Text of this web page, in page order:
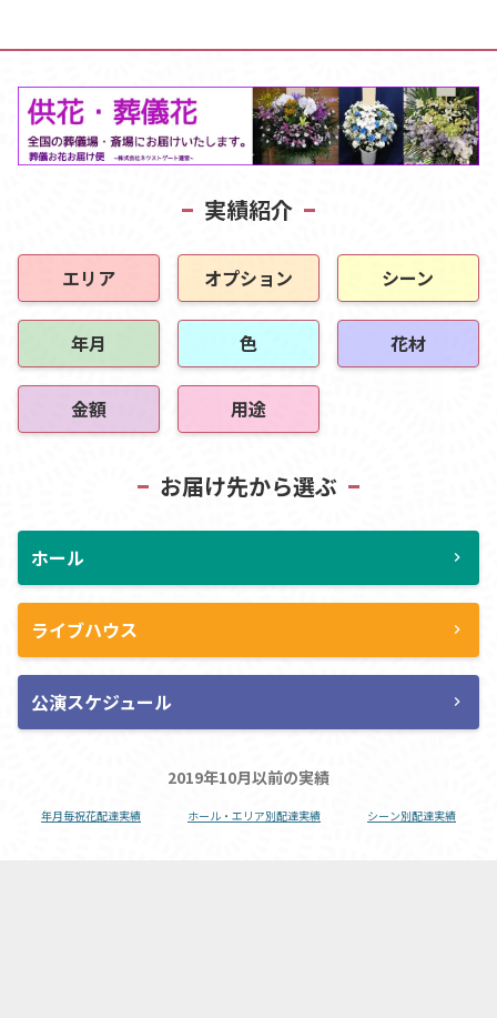
実績紹介
エリア オプション シーン
年月 色 花材
金額 用途
お届け先から選ぶ
ホール chevron_right
ライブハウス chevron_right
公演スケジュール chevron_right
2019年10月以前の実績
年月毎祝花配達実績 ホール・エリア別配達実績 シーン別配達実績